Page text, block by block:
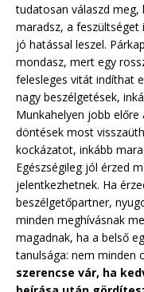
tudatosan válaszd
maradsz, a feszültséget
jó hatással leszel.
mondasz, mert egy
felesleges vitát indíthat
nagy beszélgetések,
Munkahelyen jobb
döntések most
kockázatot, inkább
Egészségileg jól érzed
jelentkezhetnek. Ha
beszélgetőpartner,
minden meghívásnak
magadnak, ha a belső
tanulsága: nem minden
szerencse vár, ha